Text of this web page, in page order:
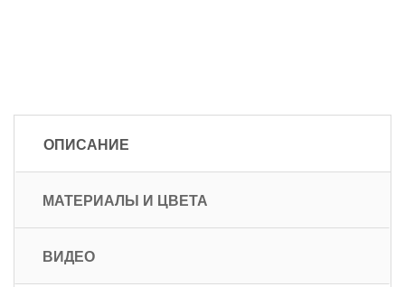
ОПИСАНИЕ
МАТЕРИАЛЫ И ЦВЕТА
ВИДЕО